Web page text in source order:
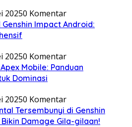
20250 Komentar
Impact Android:
20250 Komentar
Mobile: Panduan
Dominasi
20250 Komentar
Tersembunyi di Genshin
Damage Gila-gilaan!